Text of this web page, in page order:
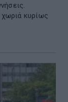
χωριά κυρίως